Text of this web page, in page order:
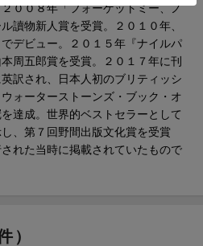
な場所にも小説とカラオケはある」
００８年「フォーゲットミー、ノ
讀物新人賞を受賞。２０１０年、
デビュー。２０１５年『ナイルパ
周五郎賞を受賞。２０１７年に刊
訳され、日本人初のブリティッシ
ォーターストーンズ・ブック・オ
達成。世界的ベストセラーとして
、第７回野間出版文化賞を受賞
れた当時に掲載されていたもので
）